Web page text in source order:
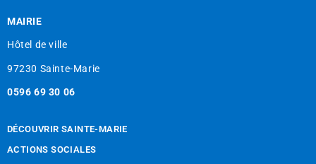
MAIRIE
Hôtel de ville
97230 Sainte-Marie
0596 69 30 06
DÉCOUVRIR SAINTE-MARIE
ACTIONS SOCIALES